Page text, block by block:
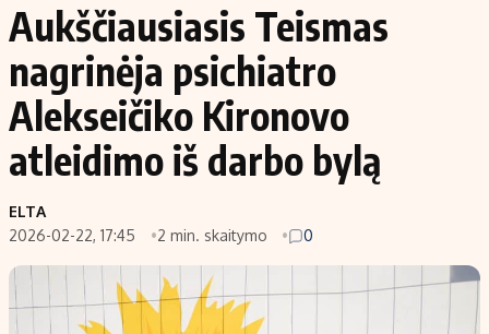
Aukščiausiasis Teismas
nagrinėja psichiatro
Alekseičiko Kironovo
atleidimo iš darbo bylą
ELTA
2026-02-22, 17:45
2 min. skaitymo 0